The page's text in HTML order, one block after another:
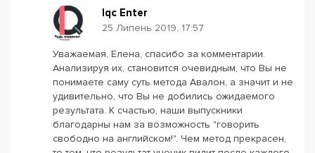
Iqc Enter
25 Липень 2019, 17:57
Уважаемая, Елена, спасибо за комментарии.
Анализируя их, становится очевидным, что Вы не
понимаете саму суть метода Авалон, а значит и не
удивительно, что Вы не добились ожидаемого
результата. К счастью, наши выпускники
благодарны нам за возможность "говорить
свободно на английском!". Чем метод прекрасен,